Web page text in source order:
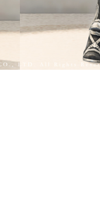
東方風デザイン